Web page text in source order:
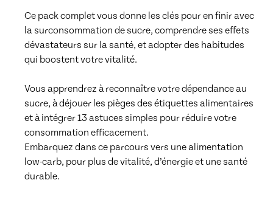
Ce pack complet vous donne les clés pour en finir avec
la surconsommation de sucre, comprendre ses effets
dévastateurs sur la santé, et adopter des habitudes
qui boostent votre vitalité.
Vous apprendrez à reconnaître votre dépendance au
sucre, à déjouer les pièges des étiquettes alimentaires
et à intégrer 13 astuces simples pour réduire votre
consommation efficacement.
Embarquez dans ce parcours vers une alimentation
low-carb, pour plus de vitalité, d’énergie et une santé